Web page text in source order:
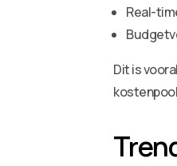
Real-
Dit is